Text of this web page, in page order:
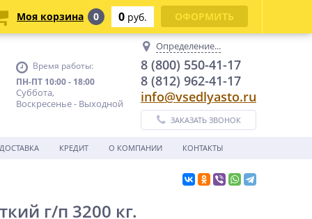
Время работы:
ПН-ПТ 10:00 - 18:00
Суббота,
Воскресенье - Выходной
Определение...
8 (800) 550-41-17
8 (812) 962-41-17
info@vsedlyasto.ru
ЗАКАЗАТЬ ЗВОНОК
ДОСТАВКА КРЕДИТ О КОМПАНИИ КОНТАКТЫ
г/п 3200 кг.
Моя корзина 0 0 руб. ОФОРМИТЬ